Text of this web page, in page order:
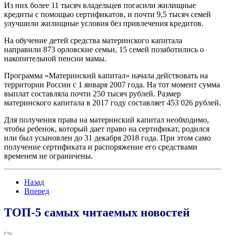
Из них более 11 тысяч владельцев погасили жилищные
кредиты с помощью сертификатов, и почти 9,5 тысяч семей
улучшили жилищные условия без привлечения кредитов.
На обучение детей средства материнского капитала
направили 873 орловские семьи, 15 семей позаботились о
накопительной пенсии мамы.
Программа «Материнский капитал» начала действовать на
территории России с 1 января 2007 года. На тот момент сумма
выплат составляла почти 250 тысяч рублей. Размер
материнского капитала в 2017 году составляет 453 026 рублей.
Для получения права на материнский капитал необходимо,
чтобы ребенок, который дает право на сертификат, родился
или был усыновлен до 31 декабря 2018 года. При этом само
получение сертификата и распоряжение его средствами
временем не ограничены.
Назад
Вперед
ТОП-5 самых читаемых новостей